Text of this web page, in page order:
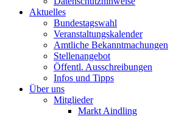
Aktuelles
Bundestagswahl
Veranstaltungskalender
Amtliche Bekanntmachungen
Stellenangebot
Öffentl. Ausschreibungen
Infos und Tipps
Über uns
Mitglieder
Markt Aindling